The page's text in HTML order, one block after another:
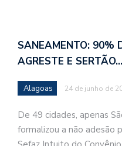
SANEAMENTO: 90%
AGRESTE E SERTÃO…
Alagoas 24 de junho de
De 49 cidades, apenas
formalizou a não adesão